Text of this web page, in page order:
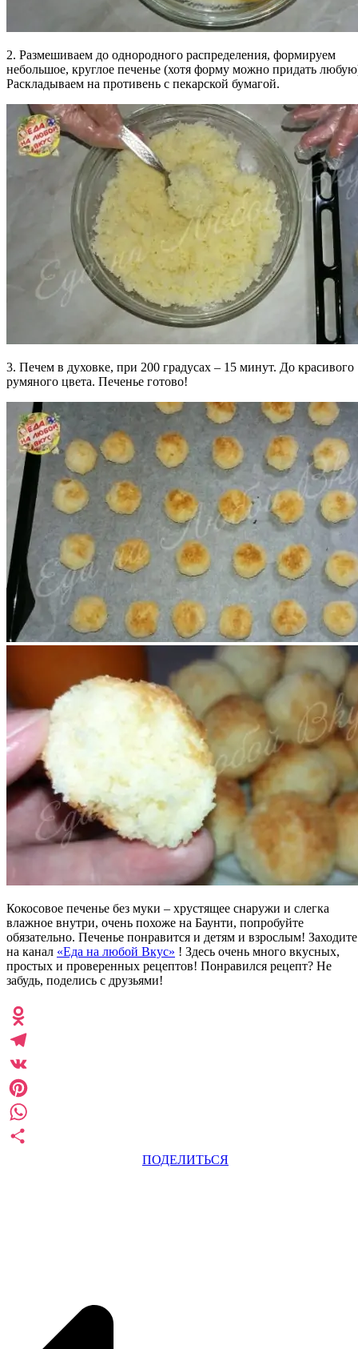
2. Размешиваем до однородного распределения, формируем
небольшое, круглое печенье (хотя форму можно придать
Раскладываем на противень с пекарской бумагой.
3. Печем в духовке, при 200 градусах – 15 минут. До красивого
румяного цвета. Печенье готово!
Кокосовое печенье без муки – хрустящее снаружи и слегка
влажное внутри, очень похоже на Баунти, попробуйте
обязательно. Печенье понравится и детям и взрослым! Заходите
на канал «Еда на любой Вкус» ! Здесь очень много вкусных,
простых и проверенных рецептов! Понравился рецепт? Не
забудь, поделись с друзьями!
ПОДЕЛИТЬСЯ